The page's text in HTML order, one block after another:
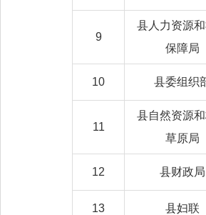
9
县人力资源
保障局
10 县委组织
11
县自然资源
草原局
12 县财政局
13 县妇联